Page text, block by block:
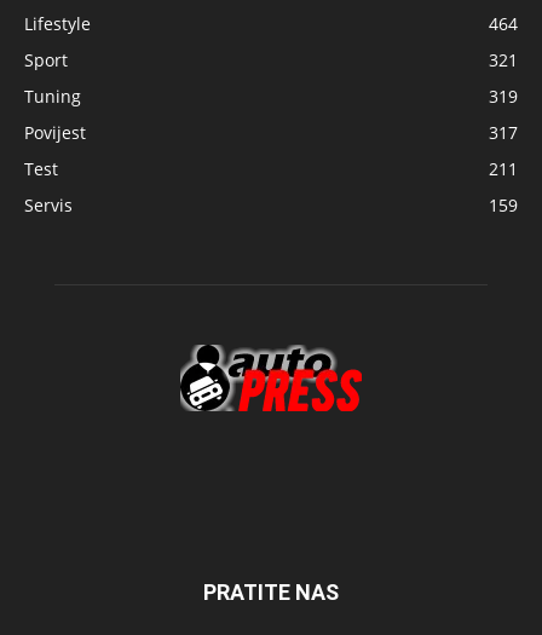
Lifestyle
464
Sport
321
Tuning
319
Povijest
317
Test
211
Servis
159
PRATITE NAS